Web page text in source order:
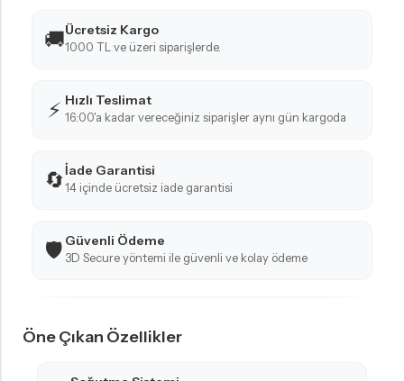
🚚Ücretsiz Kargo
1000 TL ve üzeri siparişlerde.
⚡ Hızlı Teslimat
16:00'a kadar vereceğiniz siparişler aynı gün kargoda
🔄İade Garantisi
14 içinde ücretsiz iade garantisi
🛡️ Güvenli Ödeme
3D Secure yöntemi ile güvenli ve kolay ödeme
Öne Çıkan Özellikler